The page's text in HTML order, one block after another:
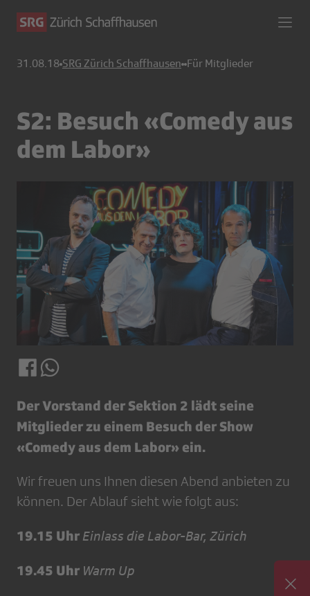
31.08.18 SRG Zürich Schaffhausen Für Mitglieder
S2: Besuch «Comedy aus
dem Labor»
Der Vorstand der Sektion 2 lädt seine
Mitglieder zu einem Besuch der Show
«Comedy aus dem Labor» ein.
Wir freuen uns Ihnen diesen Abend anbieten zu
können. Der Ablauf sieht wie folgt aus:
19.15 Uhr Einlass die Labor-Bar, Zürich
19.45 Uhr Warm Up